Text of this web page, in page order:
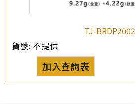
TJ-BRDP2002
貨號: 不提供
加入查詢表